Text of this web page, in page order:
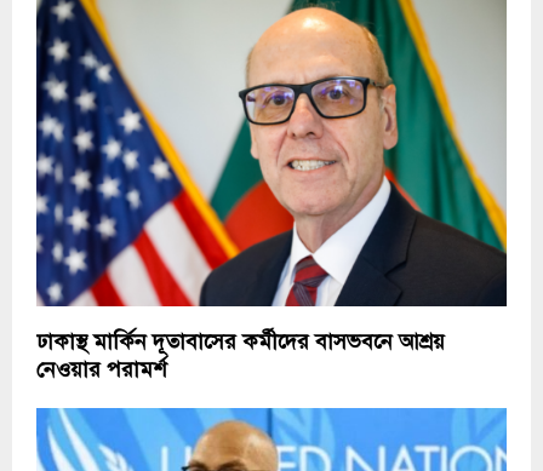
ঢাকাস্থ মার্কিন দূতাবাসের কর্মীদের বাসভবনে আশ্রয়
নেওয়ার পরামর্শ